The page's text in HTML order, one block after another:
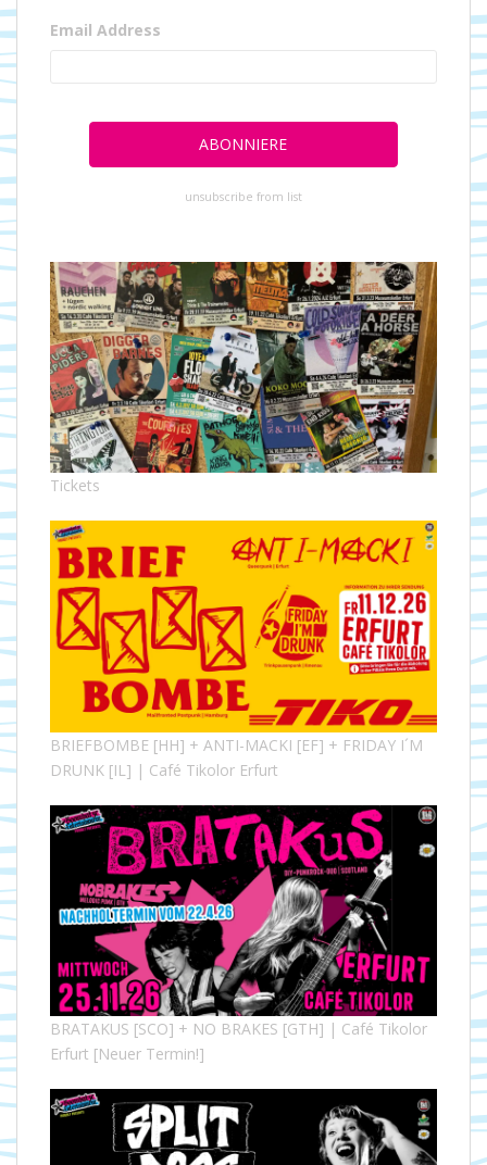
Email Address
unsubscribe from list
Tickets
BRIEFBOMBE [HH] + ANTI-MACKI [EF] + FRIDAY I´M
DRUNK [IL] | Café Tikolor Erfurt
BRATAKUS [SCO] + NO BRAKES [GTH] | Café Tikolor
Erfurt [Neuer Termin!]